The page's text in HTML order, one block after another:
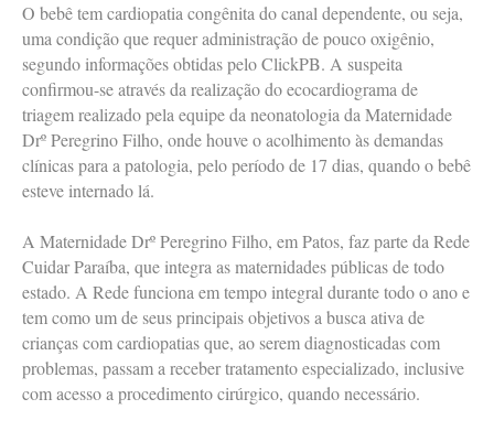
O bebê tem cardiopatia congênita do canal dependente, ou seja,
uma condição que requer administração de pouco oxigênio,
segundo informações obtidas pelo ClickPB. A suspeita
confirmou-se através da realização do ecocardiograma de
triagem realizado pela equipe da neonatologia da Maternidade
Drº Peregrino Filho, onde houve o acolhimento às demandas
clínicas para a patologia, pelo período de 17 dias, quando o bebê
esteve internado lá.
A Maternidade Drº Peregrino Filho, em Patos, faz parte da Rede
Cuidar Paraíba, que integra as maternidades públicas de todo
estado. A Rede funciona em tempo integral durante todo o ano e
tem como um de seus principais objetivos a busca ativa de
crianças com cardiopatias que, ao serem diagnosticadas com
problemas, passam a receber tratamento especializado, inclusive
com acesso a procedimento cirúrgico, quando necessário.